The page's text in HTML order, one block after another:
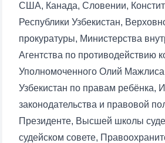
США, Канада, Словении,
Республики Узбекистан,
прокуратуры, Министерства
Агентства по противодействию
Уполномоченного Олий Мажлиса
Узбекистан по правам ребёнка,
законодательства и правовой
Президенте, Высшей школы
судейском совете,